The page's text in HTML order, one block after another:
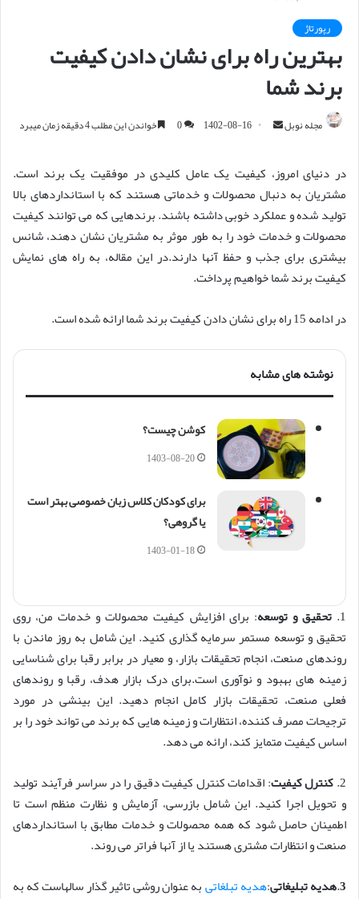
رپورتاژ
بهترین راه برای نشان دادن کیفیت
برند شما
مجله نوبل
ا
ل
ا
ی
م
ی
1402-08-16
0 خواندن این مطلب 4 دقیقه زمان میبرد
در دنیای امروز، کیفیت یک عامل کلیدی در موفقیت یک برند است.
مشتریان به دنبال محصولات و خدماتی هستند که با استانداردهای بالا
تولید شده و عملکرد خوبی داشته باشند. برندهایی که می توانند کیفیت
محصولات و خدمات خود را به طور موثر به مشتریان نشان دهند، شانس
بیشتری برای جذب و حفظ آنها دارند.در این مقاله، به راه های نمایش
کیفیت برند شما خواهیم پرداخت.
در ادامه 15 راه برای نشان دادن کیفیت برند شما ارائه شده است.
نوشته های مشابه
کوشن چیست؟
1403-08-20
برای کودکان کلاس زبان خصوصی بهتر است
یا گروهی؟
1403-01-18
1. تحقیق و توسعه: برای افزایش کیفیت محصولات و خدمات من، روی
تحقیق و توسعه مستمر سرمایه گذاری کنید. این شامل به روز ماندن با
روندهای صنعت، انجام تحقیقات بازار، و معیار در برابر رقبا برای شناسایی
زمینه های بهبود و نوآوری است.برای درک بازار هدف، رقبا و روندهای
فعلی صنعت، تحقیقات بازار کامل انجام دهید. این بینشی در مورد
ترجیحات مصرف کننده، انتظارات و زمینه هایی که برند می تواند خود را بر
اساس کیفیت متمایز کند، ارائه می دهد.
2. کنترل کیفیت: اقدامات کنترل کیفیت دقیق را در سراسر فرآیند تولید
و تحویل اجرا کنید. این شامل بازرسی، آزمایش و نظارت منظم است تا
اطمینان حاصل شود که همه محصولات و خدمات مطابق با استانداردهای
صنعت و انتظارات مشتری هستند یا از آنها فراتر می روند.
3
.هدیه تبلیغاتی:هدیه تبلغاتیبه عنوان روشی تاثیر گذار سالهاست که به